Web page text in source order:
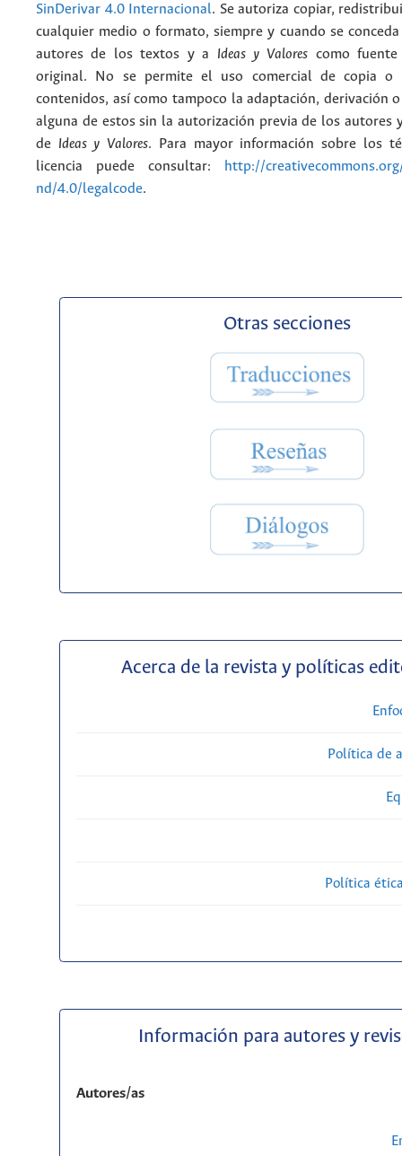
SinDerivar 4.0 Internacional. Se autoriza copiar,
cualquier medio o formato, siempre y cuando se
autores de los textos y a Ideas y Valores como
original. No se permite el uso comercial de copia o
contenidos, así como tampoco la adaptación, derivación
alguna de estos sin la autorización previa de los autores
de Ideas y Valores. Para mayor información sobre los
licencia puede consultar:
http://
nd/4.0/legalcode.
Otras secciones
Acerca de la revista y políticas
Política de
Política
Información para autores y
Autores/as